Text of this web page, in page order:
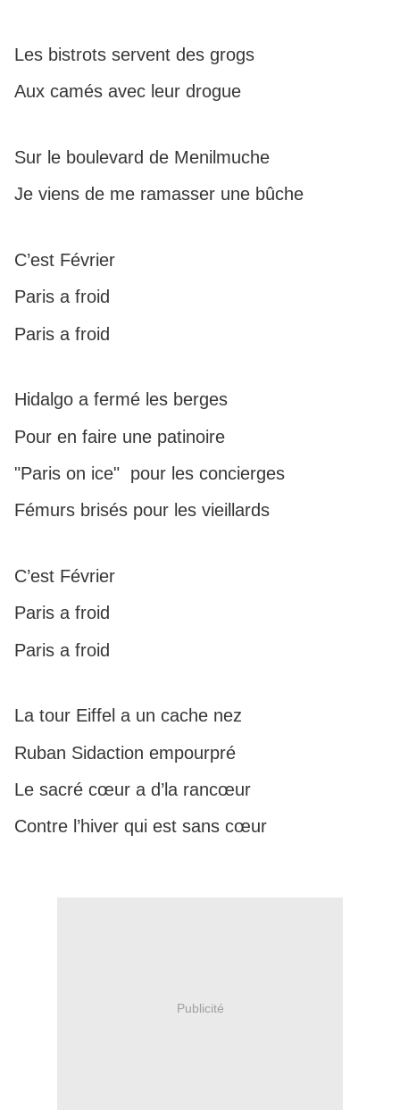
Les bistrots servent des grogs
Aux camés avec leur drogue
Sur le boulevard de Menilmuche
Je viens de me ramasser une bûche
C’est Février
Paris a froid
Paris a froid
Hidalgo a fermé les berges
Pour en faire une patinoire
"Paris on ice" pour les concierges
Fémurs brisés pour les vieillards
C’est Février
Paris a froid
Paris a froid
La tour Eiffel a un cache nez
Ruban Sidaction empourpré
Le sacré cœur a d’la rancœur
Contre l’hiver qui est sans cœur
Publicité